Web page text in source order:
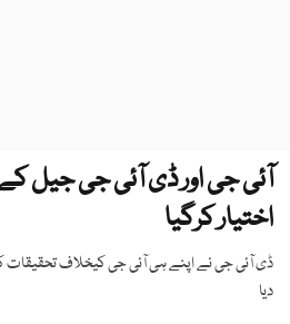
آئی جی اور ڈی آئی جی جیل
اختیار کرگیا
ڈی آئی جی نے اپنے ہی آئی جی کیخلاف
دیا